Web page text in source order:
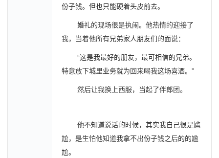
份子钱。但也只能硬着头皮前去。
婚礼的现场很是执闹。他热情的迎接了
我，当着他所有兄弟家人朋友们的面说：
“这是我最好的朋友，最可相信的兄弟。
特意放下城里业务就为回来喝我这场喜酒。”
然后让我换上西服，当起了伴郎团。
他不知道说话的时候，其实我自己很是尴
尬，是生怕他知道我拿不出份子钱之后的的尴
尬。